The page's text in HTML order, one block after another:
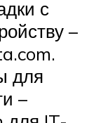
с
–
для
–